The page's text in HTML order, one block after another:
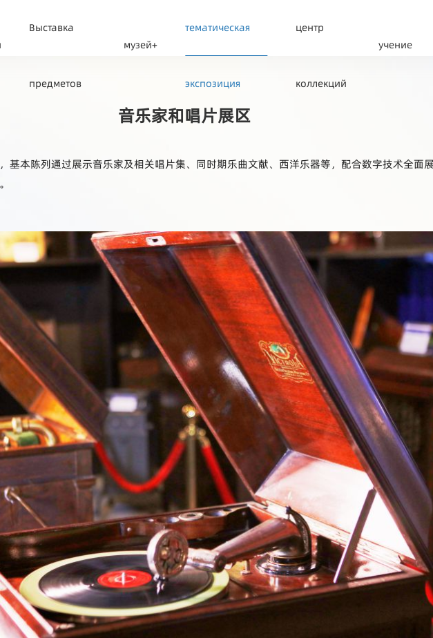
Выставка
предметов
музей+
тематическая
экспозиция
центр
коллекций
учение
音乐家和唱片展区
基本陈列通过展示音乐家及相关唱片集、同时期乐曲文献、西洋乐器等，配合数字技术全面